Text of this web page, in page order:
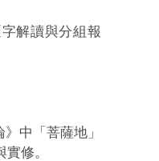
解讀與分組報
中「菩薩地」
修。